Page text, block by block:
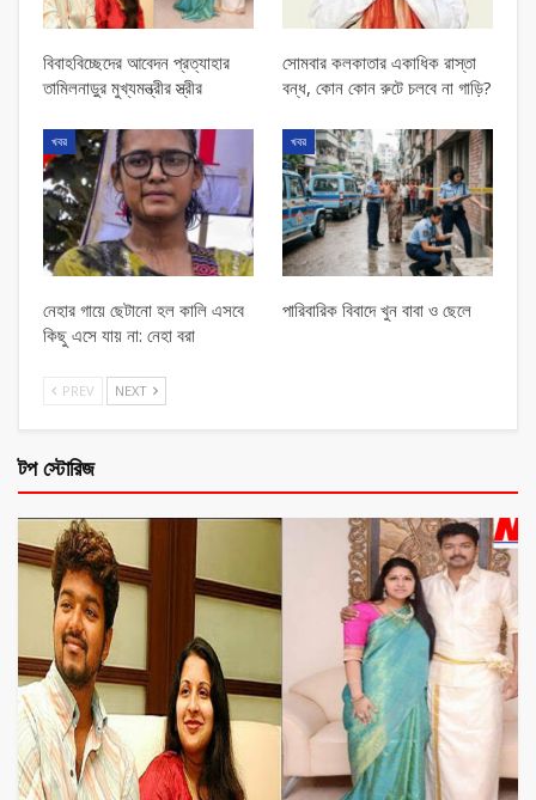
বিবাহবিচ্ছেদের আবেদন প্রত্যাহার
তামিলনাড়ুর মুখ্যমন্ত্রীর স্ত্রীর
সোমবার কলকাতার একাধিক রাস্তা
বন্ধ, কোন কোন রুটে চলবে না গাড়ি?
খবর
নেহার গায়ে ছেটানো হল কালি এসবে
কিছু এসে যায় না: নেহা বরা
খবর
পারিবারিক বিবাদে খুন বাবা ও ছেলে
PREV NEXT
টপ স্টোরিজ